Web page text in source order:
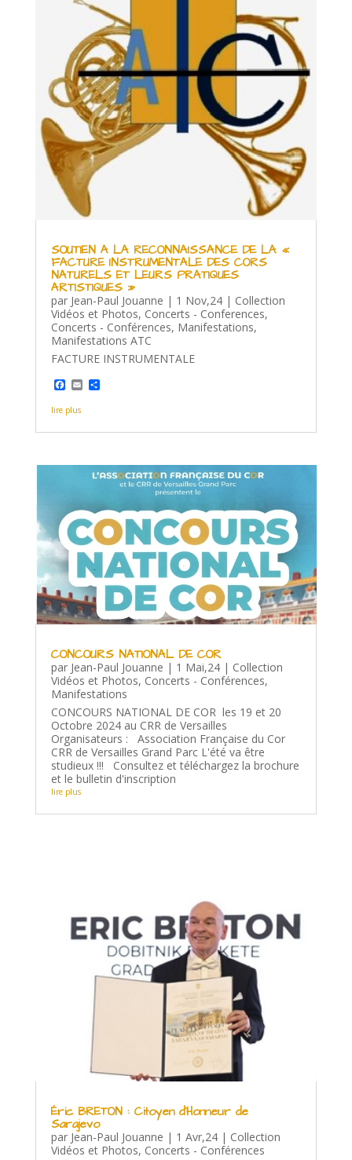
SOUTIEN A LA RECONNAISSANCE DE LA «
FACTURE INSTRUMENTALE DES CORS
NATURELS ET LEURS PRATIQUES
ARTISTIQUES »
par Jean-Paul Jouanne | 1 Nov,24| Collection
Vidéos et Photos, Concerts - Conferences,
Concerts - Conférences, Manifestations,
Manifestations ATC
FACTURE INSTRUMENTALE
F
a
c
e
b
k
E
m
l
P
a
a
r
lire plus
CONCOURS NATIONAL DE COR
par Jean-Paul Jouanne | 1 Mai,24| Collection
Vidéos et Photos, Concerts - Conférences,
Manifestations
CONCOURS NATIONAL DE COR les 19 et 20
Octobre 2024 au CRR de Versailles
Organisateurs : Association Française du Cor
CRR de Versailles Grand Parc L'été va être
studieux !!! Consultez et téléchargez la brochure
et le bulletin d'inscription
lire plus
Éric BRETON : Citoyen d’Honneur de
Sarajevo
par Jean-Paul Jouanne | 1 Avr,24| Collection
Vidéos et Photos, Concerts - Conférences